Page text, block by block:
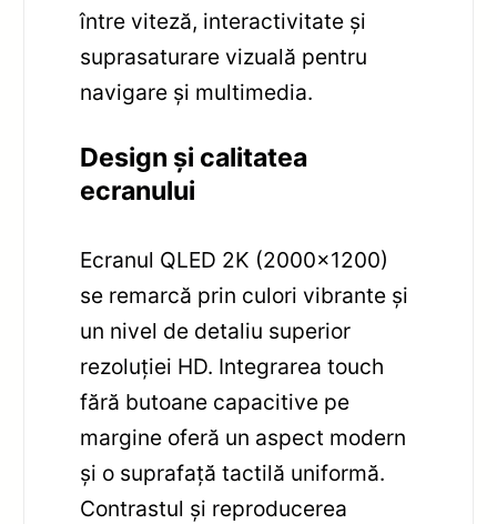
între viteză, interactivitate și
suprasaturare vizuală pentru
navigare și multimedia.
Design și calitatea
ecranului
Ecranul QLED 2K (2000×1200)
se remarcă prin culori vibrante și
un nivel de detaliu superior
rezoluției HD. Integrarea touch
fără butoane capacitive pe
margine oferă un aspect modern
și o suprafață tactilă uniformă.
Contrastul și reproducerea